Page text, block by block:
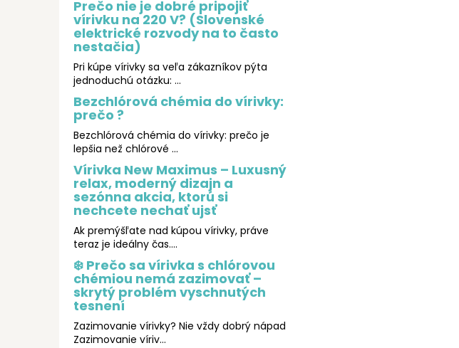
Prečo nie je dobré pripojiť
vírivku na 220 V? (Slovenské
elektrické rozvody na to často
nestačia)
Pri kúpe vírivky sa veľa zákazníkov pýta
jednoduchú otázku: ...
Bezchlórová chémia do vírivky:
prečo ?
Bezchlórová chémia do vírivky: prečo je
lepšia než chlórové ...
Vírivka New Maximus – Luxusný
relax, moderný dizajn a
sezónna akcia, ktorú si
nechcete nechať ujsť
Ak premýšľate nad kúpou vírivky, práve
teraz je ideálny čas....
❄️ Prečo sa vírivka s chlórovou
chémiou nemá zazimovať –
skrytý problém vyschnutých
tesnení
Zazimovanie vírivky? Nie vždy dobrý nápad
Zazimovanie víriv...